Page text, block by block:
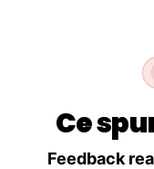
Ce
Feedback